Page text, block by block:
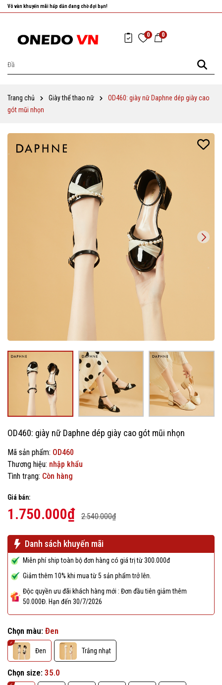
Nhanh tay chọn cho mình những sản phẩm ưng ý nhất!
0 0
Trang chủ Giày thể thao nữ
OD460: giày nữ Daphne dép giày cao
gót mũi nhọn
OD460: giày nữ Daphne dép giày cao gót mũi nhọn
Mã sản phẩm: OD460
Thương hiệu: nhập khẩu
Tình trạng: Còn hàng
Giá bán:
1.750.000₫ 2.540.000₫
Danh sách khuyến mãi
Miễn phí ship toàn bộ đơn hàng có giá trị từ 300.000đ
Giảm thêm 10% khi mua từ 5 sản phẩm trở lên.
Độc quyền ưu đãi khách hàng mới : Đơn đầu tiên giảm thêm
50.000Đ. Hạn đến 30/7/2026
Chọn màu: Đen
Đen Trắng nhạt
Chọn size: 35.0